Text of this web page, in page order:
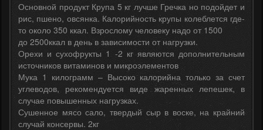
Основной продукт Крупа 5 кг лучше Гречка но подойдет и
рис, пшено, овсянка. Калорийность крупы колеблется где-
то около 350 ккал. Взрослому человеку надо от 1500
до 2500ккал в день в зависимости от нагрузки.
Орехи и сухофрукты 1 -2 кг являются дополнительным
источников витаминов и микроэлементов
Мука 1 килограмм – Высоко калорийна только за счет
углеводов, рекомендуется виде жаренных лепешек, в
случае повышенных нагрузках.
Сушенное мясо сало, твердый сыр в воске, на крайний
случай консервы. 2кг